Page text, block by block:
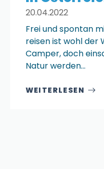
20.04.2022
Frei und spontan
reisen ist wohl der
Camper, doch
Natur werden…
WEITERLESEN